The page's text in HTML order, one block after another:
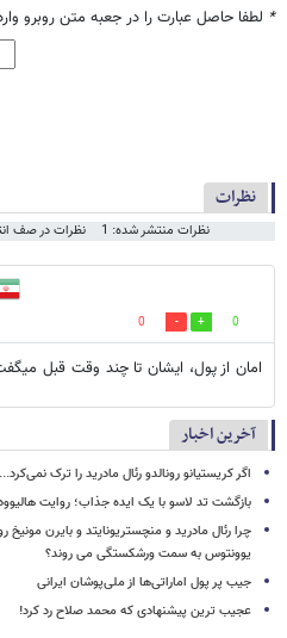
* لطفا حاصل عبارت را در جعبه متن روبرو
نظرات
نظرات منتشر شده: 1 نظرات در صف
0
0
امان از پول، ایشان تا چند وقت قبل
آخرین اخبار
اگر کریستیانو رونالدو رئال مادرید را ترک نمی‌کرد...
بازگشت تد لاسو با یک ایده جذاب؛ روایت
چرا رئال مادرید و منچستریونایتد و بایرن مونیخ
یوونتوس به سمت ورشکستگی می روند؟
جیب پر پول اماراتی‌ها از ملی‌پوشان ایرانی
عجیب ترین پیشنهادی که محمد صلاح رد کرد!